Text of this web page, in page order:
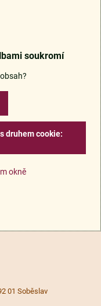
soukromí
druhem cookie:
okně
01 Soběslav